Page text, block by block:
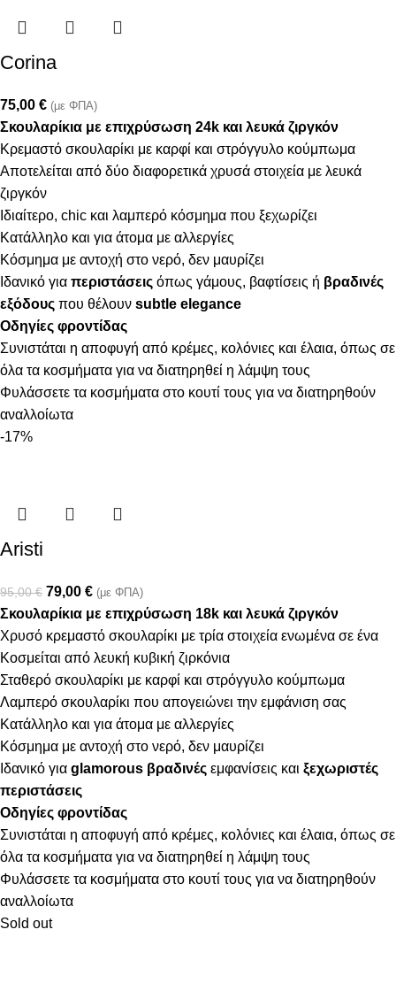
Corina
75,00 € (με ΦΠΑ)
Σκουλαρίκια με επιχρύσωση 24k και λευκά ζιργκόν
Κρεμαστό σκουλαρίκι με καρφί και στρόγγυλο κούμπωμα
Αποτελείται από δύο διαφορετικά χρυσά στοιχεία με λευκά
ζιργκόν
Ιδιαίτερο, chic και λαμπερό κόσμημα που ξεχωρίζει
Κατάλληλο και για άτομα με αλλεργίες
Κόσμημα με αντοχή στο νερό, δεν μαυρίζει
Ιδανικό για περιστάσεις όπως γάμους, βαφτίσεις ή βραδινές
εξόδους που θέλουν subtle elegance
Οδηγίες φροντίδας
Συνιστάται η αποφυγή από κρέμες, κολόνιες και έλαια, όπως σε
όλα τα κοσμήματα για να διατηρηθεί η λάμψη τους
Φυλάσσετε τα κοσμήματα στο κουτί τους για να διατηρηθούν
αναλλοίωτα
-17%
Aristi
95,00€ 79,00 € (με ΦΠΑ)
Σκουλαρίκια με επιχρύσωση 18k και λευκά ζιργκόν
Χρυσό κρεμαστό σκουλαρίκι με τρία στοιχεία ενωμένα σε ένα
Κοσμείται από λευκή κυβική ζιρκόνια
Σταθερό σκουλαρίκι με καρφί και στρόγγυλο κούμπωμα
Λαμπερό σκουλαρίκι που απογειώνει την εμφάνιση σας
Κατάλληλο και για άτομα με αλλεργίες
Κόσμημα με αντοχή στο νερό, δεν μαυρίζει
Ιδανικό για glamorous βραδινές εμφανίσεις και ξεχωριστές
περιστάσεις
Οδηγίες φροντίδας
Συνιστάται η αποφυγή από κρέμες, κολόνιες και έλαια, όπως σε
όλα τα κοσμήματα για να διατηρηθεί η λάμψη τους
Φυλάσσετε τα κοσμήματα στο κουτί τους για να διατηρηθούν
αναλλοίωτα
Sold out